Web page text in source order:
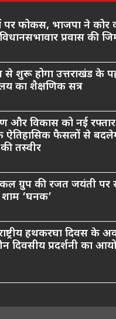
पर फोकस, भाजपा ने कोर
प्रवास की
से शुरू होगा उत्तराखंड के
का शैक्षणिक सत्र
और विकास को नई
ऐतिहासिक फैसलों से
तस्वीर
ग्रुप की रजत जयंती पर
‘घनक’
राष्ट्रीय हथकरघा दिवस के
दिवसीय प्रदर्शनी का